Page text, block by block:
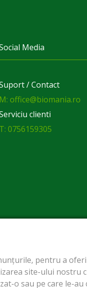
Media
/ Contact
M: office@biomania.ro
clienti
T: 0756159305
pentru a
site-ului nostru
o sau pe care le-